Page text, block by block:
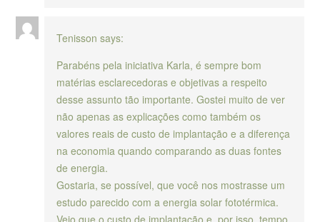
Tenisson says:
Parabéns pela iniciativa Karla, é sempre bom
matérias esclarecedoras e objetivas a respeito
desse assunto tão importante. Gostei muito de ver
não apenas as explicações como também os
valores reais de custo de implantação e a diferença
na economia quando comparando as duas fontes
de energia.
Gostaria, se possível, que você nos mostrasse um
estudo parecido com a energia solar fototérmica.
Vejo que o custo de implantação e, por isso, tempo